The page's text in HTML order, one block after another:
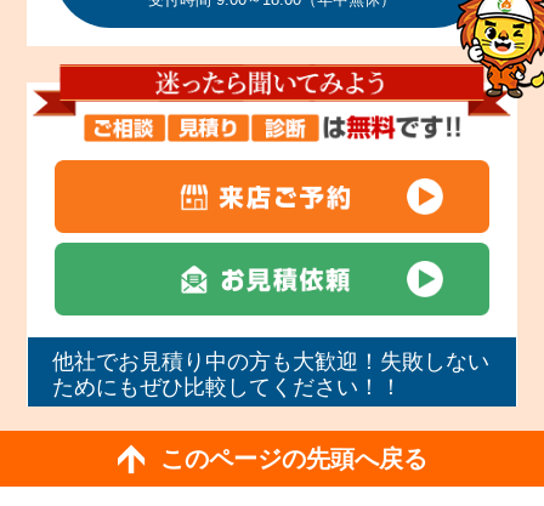
他社でお見積り中の方も大歓迎！失敗しない
ためにもぜひ比較してください！！
このページの先頭へ戻る